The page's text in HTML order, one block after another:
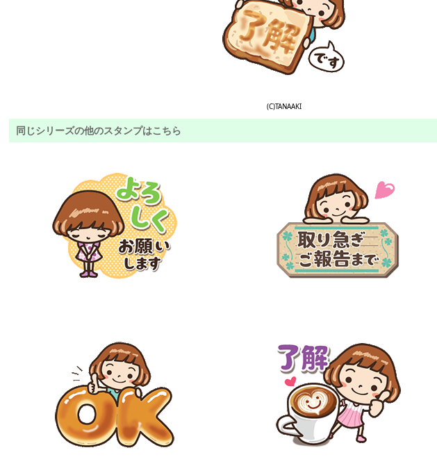
(C)TANAAKI
同じシリーズの他のスタンプはこちら